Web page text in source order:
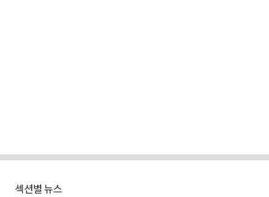
섹션별 뉴스